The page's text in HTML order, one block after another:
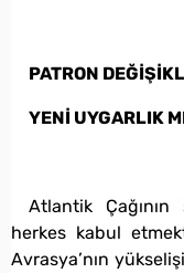
PATRON
YENİ UYGARLIK
Atlantik
herkes kabul
Avrasya’nın